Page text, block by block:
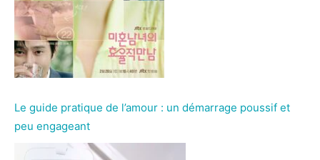
Le guide pratique de l’amour : un démarrage poussif et
peu engageant